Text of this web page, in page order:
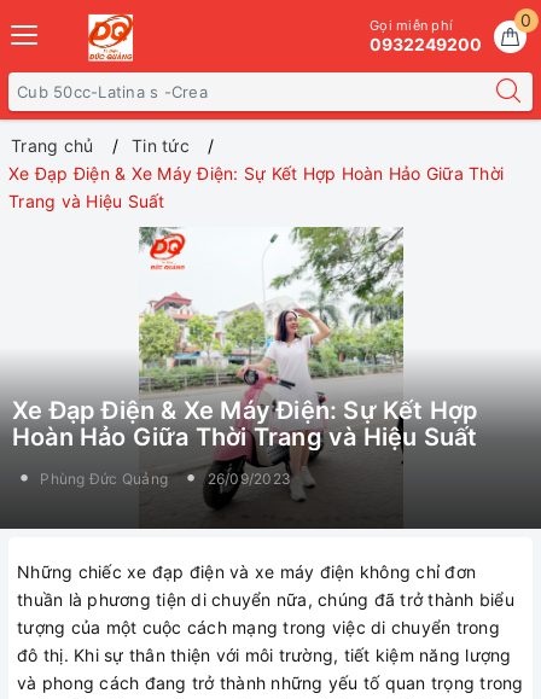
0
Gọi miễn phí
0932249200
Trang chủ
Tin tức
Xe Đạp Điện & Xe Máy Điện: Sự Kết Hợp Hoàn Hảo Giữa Thời
Trang và Hiệu Suất
Xe Đạp Điện & Xe Máy Điện: Sự Kết Hợp
Hoàn Hảo Giữa Thời Trang và Hiệu Suất
Phùng Đức Quảng 26/09/2023
Những chiếc xe đạp điện và xe máy điện không chỉ đơn
thuần là phương tiện di chuyển nữa, chúng đã trở thành biểu
tượng của một cuộc cách mạng trong việc di chuyển trong
đô thị. Khi sự thân thiện với môi trường, tiết kiệm năng lượng
và phong cách đang trở thành những yếu tố quan trọng trong